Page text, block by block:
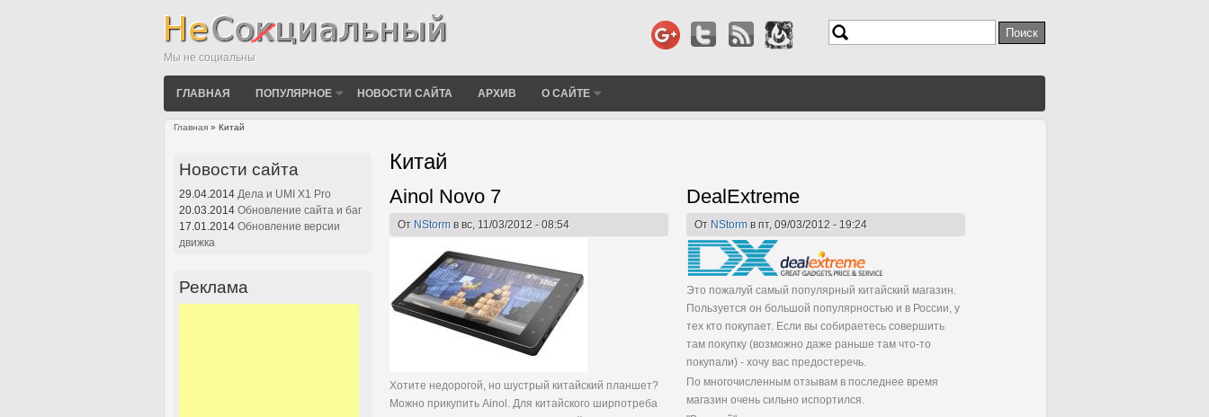
Мы не социальны
Поиск
ГЛАВНАЯ ПОПУЛЯРНОЕ НОВОСТИ САЙТА АРХИВ О САЙТЕ
Главная » Китай
Китай
Ainol Novo 7
От NStorm в вс, 11/03/2012 - 08:54
Хотите недорогой, но шустрый китайский планшет?
Можно прикупить Ainol. Для китайского ширпотреба
DealExtreme
От NStorm в пт, 09/03/2012 - 19:24
Это пожалуй самый популярный китайский магазин.
Пользуется он большой популярностью и в России, у
тех кто покупает. Если вы собираетесь совершить
там покупку (возможно даже раньше там что-то
покупали) - хочу вас предостеречь.
По многочисленным отзывам в последнее время
магазин очень сильно испортился.
Страницы
Новости сайта
29.04.2014 Дела и UMI X1 Pro
20.03.2014 Обновление сайта и баг
17.01.2014 Обновление версии
движка
Реклама